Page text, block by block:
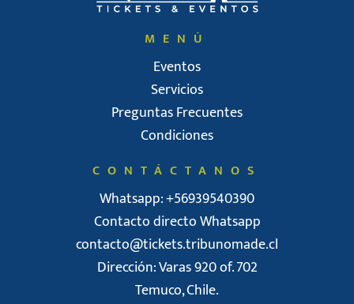
MENÚ
Eventos
Servicios
Preguntas Frecuentes
Condiciones
CONTÁCTANOS
Whatsapp: +56939540390
Contacto directo Whatsapp
contacto@tickets.tribunomade.cl
Dirección: Varas 920 of. 702
Temuco, Chile.